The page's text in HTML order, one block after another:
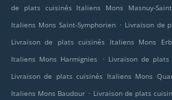
de plats cuisinés Italiens Mons Masnuy-
Italiens Mons Saint-Symphorien . Livraison de
Livraison de plats cuisinés Italiens Mons
Italiens Mons Harmignies
. Livraison de
Livraison de plats cuisinés Italiens Mons
Italiens Mons Baudour . Livraison de plats